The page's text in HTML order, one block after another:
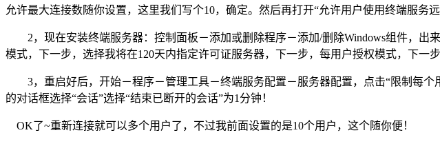
允许最大连接数随你设置，这里我们写个10，确定。然后再打开“允许用户使用终端服务
2，现在安装终端服务器：控制面板－添加或删除程序－添加/删除Windows组件，出
模式，下一步，选择我将在120天内指定许可证服务器，下一步，每用户授权模式，下一
3，重启好后，开始－程序－管理工具－终端服务配置－服务器配置，点击“限制每个
的对话框选择“会话”选择“结束已断开的会话”为1分钟！
OK了~重新连接就可以多个用户了，不过我前面设置的是10个用户，这个随你便！